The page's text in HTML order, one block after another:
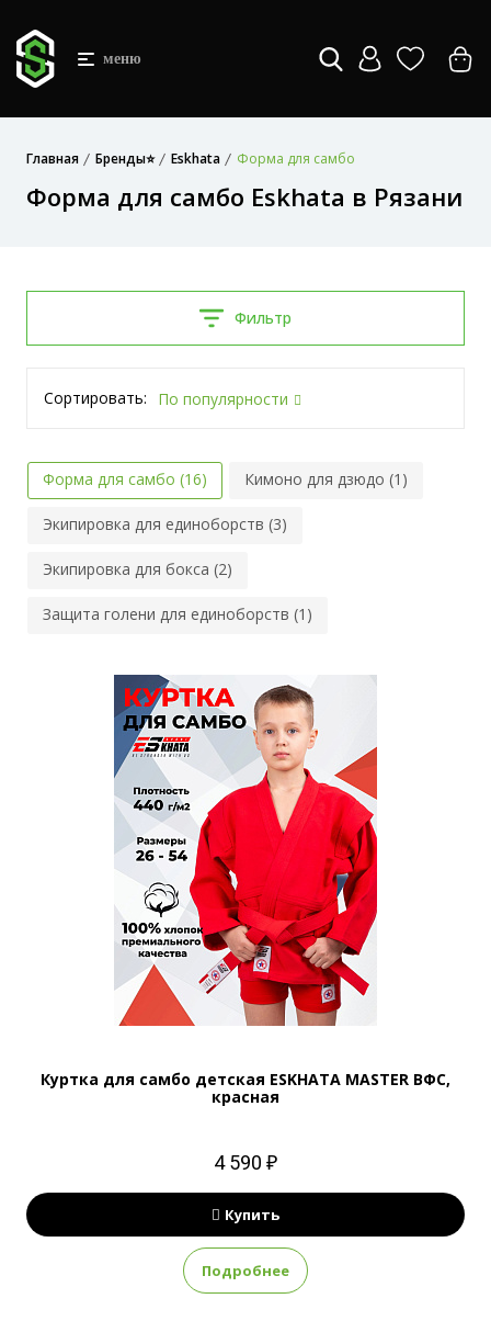
меню
Главная Бренды⭐ Eskhata Форма для самбо
Форма для самбо Eskhata в Рязани
Фильтр
Сортировать: По популярности
Форма для самбо (16) Кимоно для дзюдо (1)
Экипировка для единоборств (3)
Экипировка для бокса (2)
Защита голени для единоборств (1)
Куртка для самбо детская ESKHATA MASTER ВФС,
красная
4 590 ₽
Купить
Подробнее